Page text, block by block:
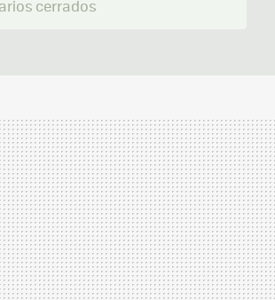
cerrados